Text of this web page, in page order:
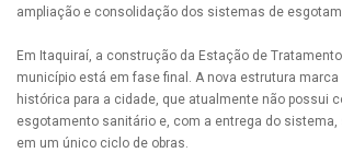
ampliação e consolidação dos sistemas de
Em Itaquiraí, a construção da Estação de
município está em fase final. A nova estrutura
histórica para a cidade, que atualmente não possui
esgotamento sanitário e, com a entrega do
em um único ciclo de obras.